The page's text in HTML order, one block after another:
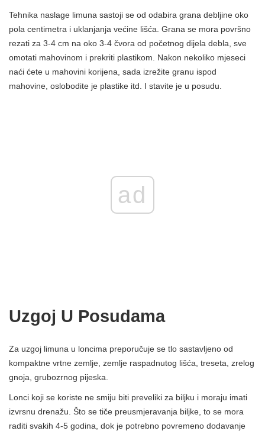
Tehnika naslage limuna sastoji se od odabira grana debljine oko
pola centimetra i uklanjanja većine lišća. Grana se mora površno
rezati za 3-4 cm na oko 3-4 čvora od početnog dijela debla, sve
omotati mahovinom i prekriti plastikom. Nakon nekoliko mjeseci
naći ćete u mahovini korijena, sada izrežite granu ispod
mahovine, oslobodite je plastike itd. I stavite je u posudu.
ad
Uzgoj U Posudama
Za uzgoj limuna u loncima preporučuje se tlo sastavljeno od
kompaktne vrtne zemlje, zemlje raspadnutog lišća, treseta, zrelog
gnoja, grubozrnog pijeska.
Lonci koji se koriste ne smiju biti preveliki za biljku i moraju imati
izvrsnu drenažu. Što se tiče preusmjeravanja biljke, to se mora
raditi svakih 4-5 godina, dok je potrebno povremeno dodavanje